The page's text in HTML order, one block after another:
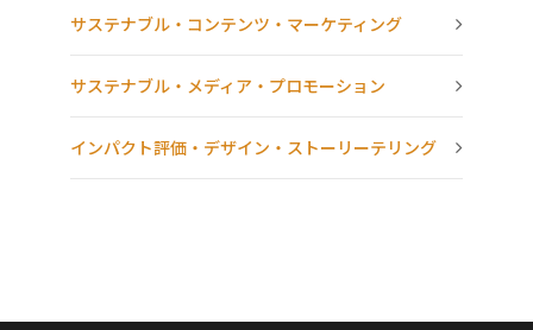
サステナブル・コンテンツ・マーケティング
サステナブル・メディア・プロモーション
インパクト評価・デザイン・ストーリーテリング